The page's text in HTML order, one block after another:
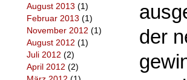
August 2013 (1)
Februar 2013 (1)
November 2012 (1)
August 2012 (1)
Juli 2012 (2)
April 2012 (2)
der